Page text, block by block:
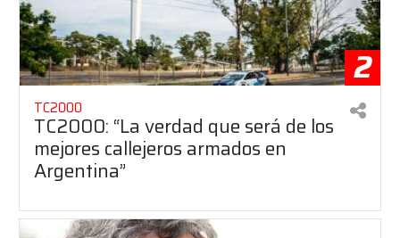
2
TC2000
TC2000: “La verdad que será de los
mejores callejeros armados en
Argentina”